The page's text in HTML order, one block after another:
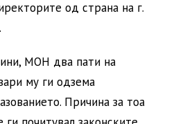
од страна на г.
МОН два пати на
му ги одзема
Причина за тоа